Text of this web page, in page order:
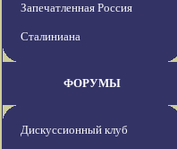
Запечатленная Россия
Сталиниана
ФОРУМЫ
Дискуссионный клуб